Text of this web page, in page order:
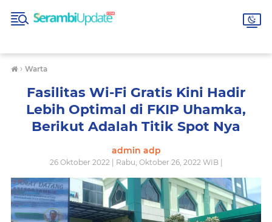
› Warta
Fasilitas Wi-Fi Gratis Kini Hadir
Lebih Optimal di FKIP Uhamka,
Berikut Adalah Titik Spot Nya
admin adp
26 Oktober 2022 | Rabu, Oktober 26, 2022 WIB |